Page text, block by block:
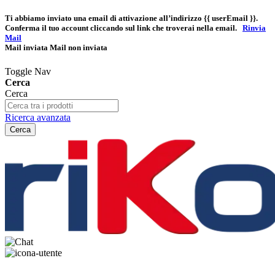
Ti abbiamo inviato una email di attivazione all’indirizzo {{ userEmail }}.
Conferma il tuo account cliccando sul link che troverai nella email. Rinvia
Mail
Mail inviata Mail non inviata
Toggle Nav
Cerca
Cerca
Ricerca avanzata
Cerca